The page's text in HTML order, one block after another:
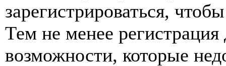
зарегистрироваться,
Тем не менее
возможности, которые